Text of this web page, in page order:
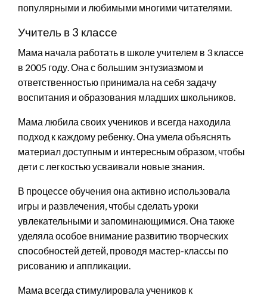
популярными и любимыми многими читателями.
Учитель в 3 классе
Мама начала работать в школе учителем в 3 классе
в 2005 году. Она с большим энтузиазмом и
ответственностью принимала на себя задачу
воспитания и образования младших школьников.
Мама любила своих учеников и всегда находила
подход к каждому ребенку. Она умела объяснять
материал доступным и интересным образом, чтобы
дети с легкостью усваивали новые знания.
В процессе обучения она активно использовала
игры и развлечения, чтобы сделать уроки
увлекательными и запоминающимися. Она также
уделяла особое внимание развитию творческих
способностей детей, проводя мастер-классы по
рисованию и аппликации.
Мама всегда стимулировала учеников к